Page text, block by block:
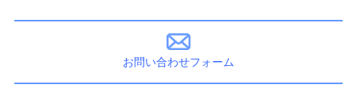
お問い合わせフォーム